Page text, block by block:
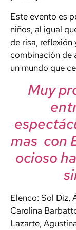
Este evento es
niños, al igual
de risa, reflexión
combinación de
un mundo que
Muy
mas con
ocioso
Elenco: Sol Diz,
Carolina
Lazarte,